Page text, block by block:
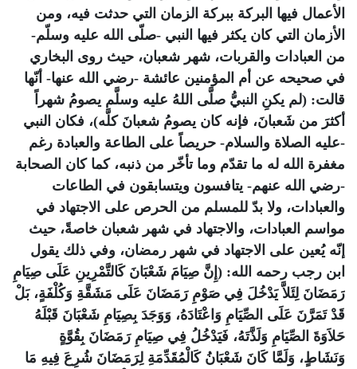
الأعمال فيها البركة ببركة الزمان التي حدثت فيه، ومن
الأزمان التي كان يكثر فيها النبي -صلّى الله عليه وسلّم-
من العبادات والقربات، شهر شعبان، حيث روى البخاري
في صحيحه عن أم المؤمنين عائشة -رضي الله عنها- أنّها
قالت: (لم يكنِ النبيُّ صلَّى اللهُ عليه وسلَّم يصومُ شهراً
أكثرَ من شَعبانَ، فإنه كان يصومُ شعبانَ كلَّه)، فكان النبي
-عليه الصلاة والسلام- حريصاً على الطاعة والعبادة رغم
مغفرة الله له ما تقدّم وما تأخّر من ذنبه، كما كان الصحابة
-رضي الله عنهم- يتافسون ويتسابقون في الطاعات
والعبادات، ولا بدّ للمسلم من الحرص على الاجتهاد في
مواسم العبادات، والاجتهاد في شهر شعبان خاصةً، حيث
إنّه يُعين على الاجتهاد في شهر رمضان، وفي ذلك يقول
ابن رجب رحمه الله: (إِنَّ صِيَامَ شَعْبَانَ كَالتَّمْرِينِ عَلَى صِيَامِ
رَمَضَانَ لِئَلاَّ يَدْخُلَ فِي صَوْمِ رَمَضَانَ عَلَى مَشَقَّةِ وَكُلْفَةٍ، بَلْ
قَدْ تَمَرَّنَ عَلَى الصِّيَامِ وَاعْتَادَهُ، وَوَجَدَ بِصِيَامِ شَعْبَانَ قَبْلَهُ
حَلاَوَةَ الصِّيَامِ وَلَذَّتَهُ، فَيَدْخُلُ فِي صِيَامِ رَمَضَانَ بِقُوَّةٍ
وَنَشَاطٍ، وَلَمَّا كَانَ شَعْبَانُ كَالْمُقَدِّمَةِ لِرَمَضَانَ شُرِعَ فِيهِ مَا